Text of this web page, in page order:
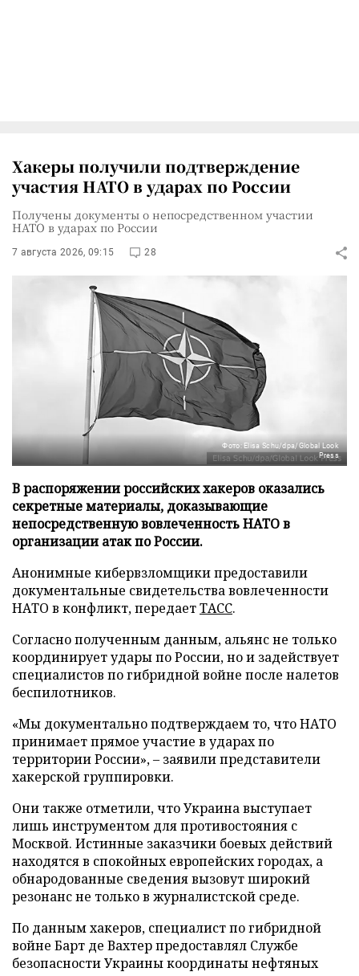
Хакеры получили подтверждение
участия НАТО в ударах по России
Получены документы о непосредственном участии
НАТО в ударах по России
7 августа 2026, 09:15 28
Фото: Elisa Schu/dpa/Global Look
Press
В распоряжении российских хакеров оказались
секретные материалы, доказывающие
непосредственную вовлеченность НАТО в
организации атак по России.
Анонимные кибервзломщики предоставили
документальные свидетельства вовлеченности
НАТО в конфликт, передаетТАСС.
Согласно полученным данным, альянс не только
координирует удары по России, но и задействует
специалистов по гибридной войне после налетов
беспилотников.
«Мы документально подтверждаем то, что НАТО
принимает прямое участие в ударах по
территории России», – заявили представители
хакерской группировки.
Они также отметили, что Украина выступает
лишь инструментом для противостояния с
Москвой. Истинные заказчики боевых действий
находятся в спокойных европейских городах, а
обнародованные сведения вызовут широкий
резонанс не только в журналистской среде.
По данным хакеров, специалист по гибридной
войне Барт де Вахтер предоставлял Службе
безопасности Украины координаты нефтяных